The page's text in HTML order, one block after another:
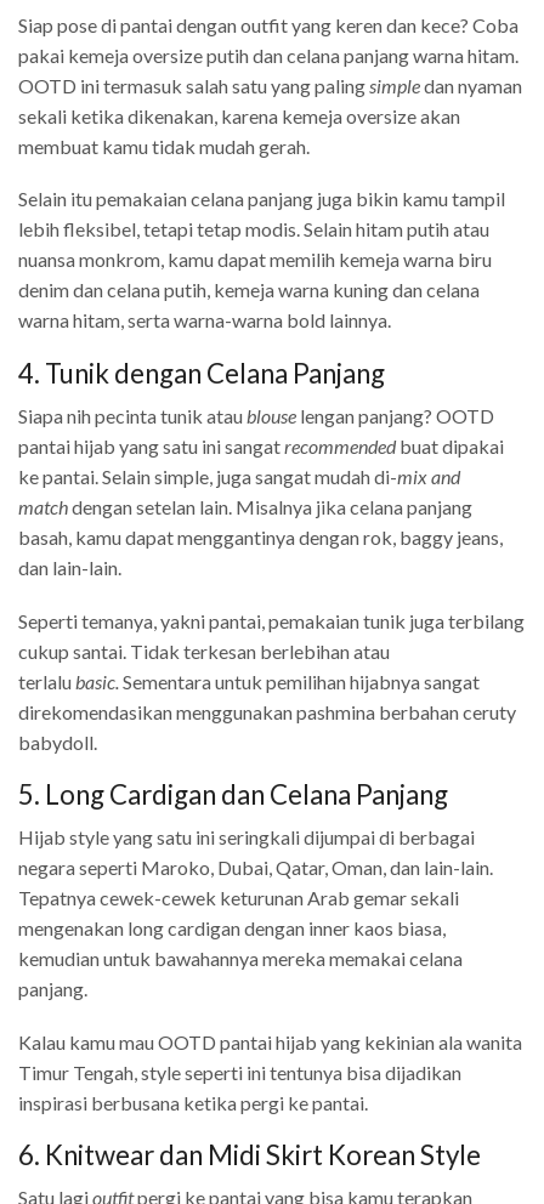
Siap pose di pantai dengan outfit yang keren dan kece? Coba
pakai kemeja oversize putih dan celana panjang warna hitam.
OOTD ini termasuk salah satu yang paling simpledan nyaman
sekali ketika dikenakan, karena kemeja oversize akan
membuat kamu tidak mudah gerah.
Selain itu pemakaian celana panjang juga bikin kamu tampil
lebih fleksibel, tetapi tetap modis. Selain hitam putih atau
nuansa monkrom, kamu dapat memilih kemeja warna biru
denim dan celana putih, kemeja warna kuning dan celana
warna hitam, serta warna-warna bold lainnya.
4. Tunik dengan Celana Panjang
Siapa nih pecinta tunik ataublouse lengan panjang? OOTD
pantai hijab yang satu ini sangatrecommendedbuat dipakai
ke pantai. Selain simple, juga sangat mudah di-mix and
matchdengan setelan lain. Misalnya jika celana panjang
basah, kamu dapat menggantinya dengan rok, baggy jeans,
dan lain-lain.
Seperti temanya, yakni pantai, pemakaian tunik juga terbilang
cukup santai. Tidak terkesan berlebihan atau
terlalu basic. Sementara untuk pemilihan hijabnya sangat
direkomendasikan menggunakan pashmina berbahan ceruty
babydoll.
5. Long Cardigan dan Celana Panjang
Hijab style yang satu ini seringkali dijumpai di berbagai
negara seperti Maroko, Dubai, Qatar, Oman, dan lain-lain.
Tepatnya cewek-cewek keturunan Arab gemar sekali
mengenakan long cardigan dengan inner kaos biasa,
kemudian untuk bawahannya mereka memakai celana
panjang.
Kalau kamu mau OOTD pantai hijab yang kekinian ala wanita
Timur Tengah, style seperti ini tentunya bisa dijadikan
inspirasi berbusana ketika pergi ke pantai.
6. Knitwear dan Midi Skirt Korean Style
Satu lagioutfitpergi ke pantai yang bisa kamu terapkan